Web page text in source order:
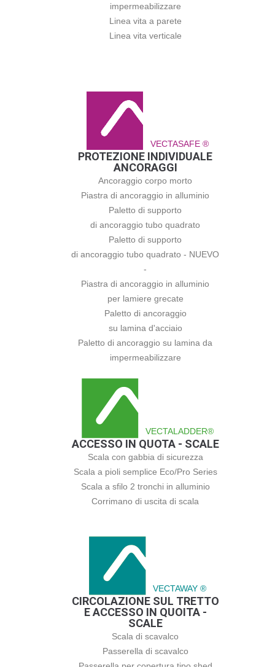
impermeabilizzare
Linea vita a parete
Linea vita verticale
VECTASAFE ®
PROTEZIONE INDIVIDUALE
ANCORAGGI
Ancoraggio corpo morto
Piastra di ancoraggio in alluminio
Paletto di supporto
di ancoraggio tubo quadrato
Paletto di supporto
di ancoraggio tubo quadrato - NUEVO
-
Piastra di ancoraggio in alluminio
per lamiere grecate
Paletto di ancoraggio
su lamina d'acciaio
Paletto di ancoraggio su lamina da
impermeabilizzare
VECTALADDER®
ACCESSO IN QUOTA - SCALE
Scala con gabbia di sicurezza
Scala a pioli semplice Eco/Pro Series
Scala a sfilo 2 tronchi in alluminio
Corrimano di uscita di scala
VECTAWAY ®
CIRCOLAZIONE SUL TRETTO
E ACCESSO IN QUOITA -
SCALE
Scala di scavalco
Passerella di scavalco